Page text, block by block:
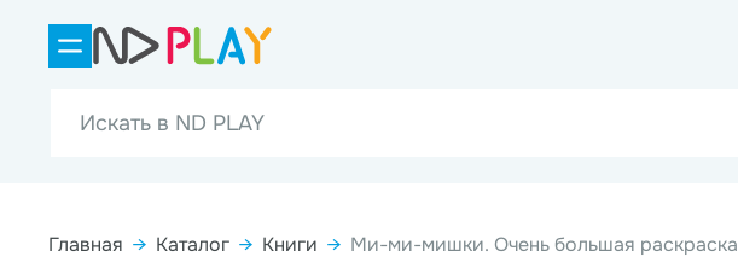
Главная → Каталог → Книги → Ми-ми-мишки. Очень большая